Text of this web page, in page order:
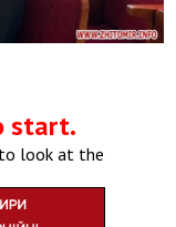
start.
look at the